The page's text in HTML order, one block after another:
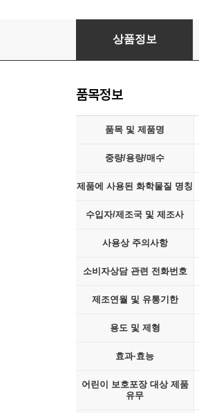
[무료배송][2개] 무민 캔
상품정보
품목정보
품목 및 제품명
중량/용량/매수
제품에 사용된 화학물질 명칭
수입자/제조국 및 제조사
사용상 주의사항
소비자상담 관련 전화번호
제조연월 및 유통기한
용도 및 제형
효과·효능
어린이 보호포장 대상 제품
유무